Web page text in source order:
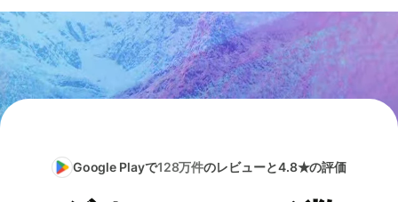
Google Playで128万件のレビューと4.8★の評価